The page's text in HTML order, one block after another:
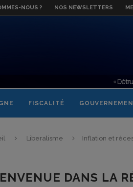
NOUS ? NOS NEWSLETTERS
FISCALITÉ
Liberalisme Inflation et
DANS LA